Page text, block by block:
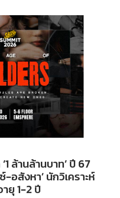
ล้านล้านบาท’ ปี 67
อสังหา’ นักวิเคราะห์
ยุ 1-2 ปี